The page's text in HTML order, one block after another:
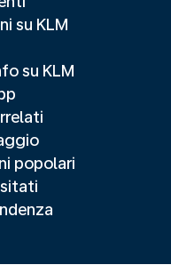
su KLM
su KLM
popolari